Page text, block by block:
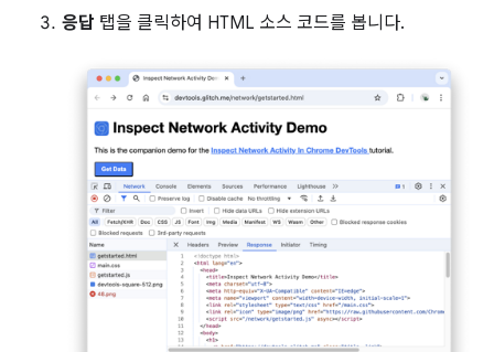
응답 탭을 클릭하여 HTML 소스 코드를 봅니다.